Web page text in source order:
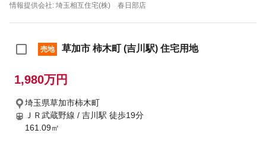
情報提供会社: 埼玉相互住宅(株) 春日部店
売地 草加市 柿木町 (吉川駅) 住宅用地
1,980万円
埼玉県草加市柿木町
ＪＲ武蔵野線 / 吉川駅 徒歩19分
161.09㎡